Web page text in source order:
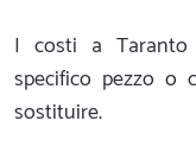
I costi a Taranto
specifico pezzo o
sostituire.